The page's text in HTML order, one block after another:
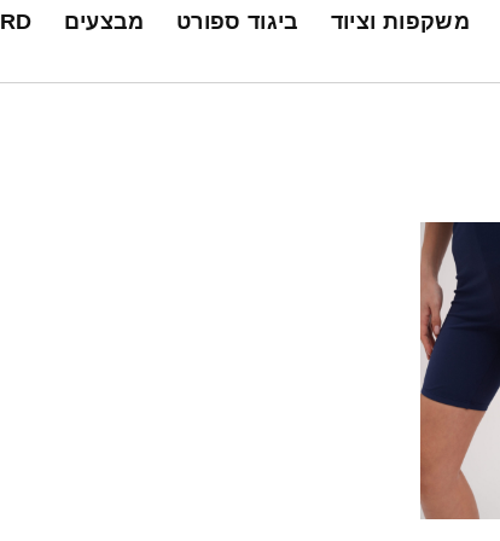
משקפות וציוד ביגוד ספורט מבצעים